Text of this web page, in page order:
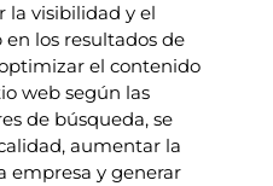
visibilidad y el
los resultados de
el contenido
web según las
de búsqueda, se
aumentar la
empresa y generar